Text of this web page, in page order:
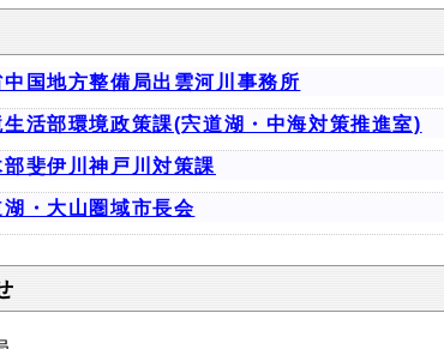
中国地方整備局出雲河川事務所
活部環境政策課(宍道湖・中海対策推進室)
斐伊川神戸川対策課
・大山圏域市長会